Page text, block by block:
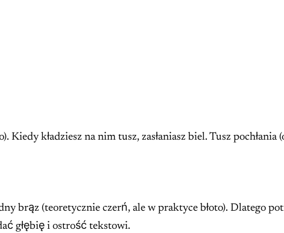
Kiedy kładziesz na nim tusz, zasłaniasz biel. Tusz pochłania
brąz (teoretycznie czerń, ale w praktyce błoto). Dlatego
głębię i ostrość tekstowi.